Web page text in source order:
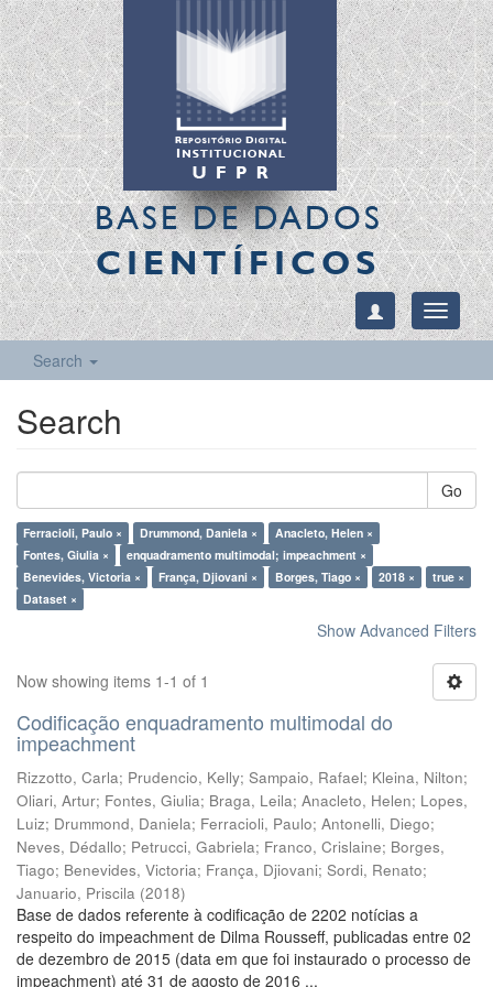
BASE DE DADOS
CIENTÍFICOS
Toggle
Search
Search
Go
Ferracioli, Paulo × Drummond, Daniela ×
Anacleto, Helen ×
Fontes, Giulia ×
enquadramento multimodal; impeachment ×
Benevides, Victoria ×
França, Djiovani × Borges, Tiago × 2018 ×
true ×
Dataset ×
Show Advanced Filters
Now showing items 1-1 of 1
Codificação enquadramento multimodal do
impeachment
Rizzotto, Carla; Prudencio, Kelly; Sampaio, Rafael; Kleina, Nilton;
Oliari, Artur; Fontes, Giulia; Braga, Leila; Anacleto, Helen; Lopes,
Luiz; Drummond, Daniela; Ferracioli, Paulo; Antonelli, Diego;
Neves, Dédallo; Petrucci, Gabriela; Franco, Crislaine; Borges,
Tiago; Benevides, Victoria; França, Djiovani; Sordi, Renato;
Januario, Priscila (2018)
Base de dados referente à codificação de 2202 notícias a
respeito do impeachment de Dilma Rousseff, publicadas entre 02
de dezembro de 2015 (data em que foi instaurado o processo de
impeachment) até 31 de agosto de 2016 ...